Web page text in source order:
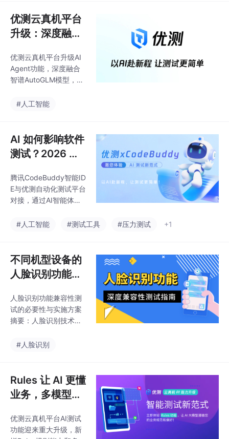
可复现性，降低风险操
作概率。平台支持智谱
AutoGLM-Phone-9B和
自由切换，前者擅长复
杂流程测试，后者精于
UI界面验证。文章还提
历策略、交互行为和异
优测云真机平台
升级：深度融合
M，解锁AI协作
新体验
优测云真机平台升级AI
Agent功能，深度融合
智谱AutoGLM模型，实
试。新功能支持自然语
日志，显著提升测试效
率。AI Agent能进行探
索性测试，覆盖人工难
平台从"设备连接中
心"升级为"智能任务执
行中枢"。未来还将开放
能定制功能，深化AI在
#人工智能
AI 如何影响软件
测试？2026 规
实践分析 ｜ 优
测
腾讯CodeBuddy智能ID
E与优测自动化测试平台
对接，通过AI智能体实
化。该方案利用Skills分
例、执行流量录制回放
及测试任务，大幅提升
测试效率。典型案例显
务团队使用后，用例生
成效率提升16倍，Toke
n消耗减少80%，覆盖
赋能的测试方式实现了
#人工智能 #测试工具 #压力测试 +1
不同机型设备的
人脸识别功能兼
做？
人脸识别功能兼容性测
试的必要性与实施方案
摘要：人脸识别技术虽
景，但其稳定运行高度
配置的设备在摄像头调
用、图像采集、活体检
测等环节存在显著差
败、界面异常或性能问
题。有效的兼容性测试
#人脸识别
Rules 让 AI 更懂
业务，多模型选
测云真机 AI 能
优测云真机平台AI测试
功能迎来重大升级，新